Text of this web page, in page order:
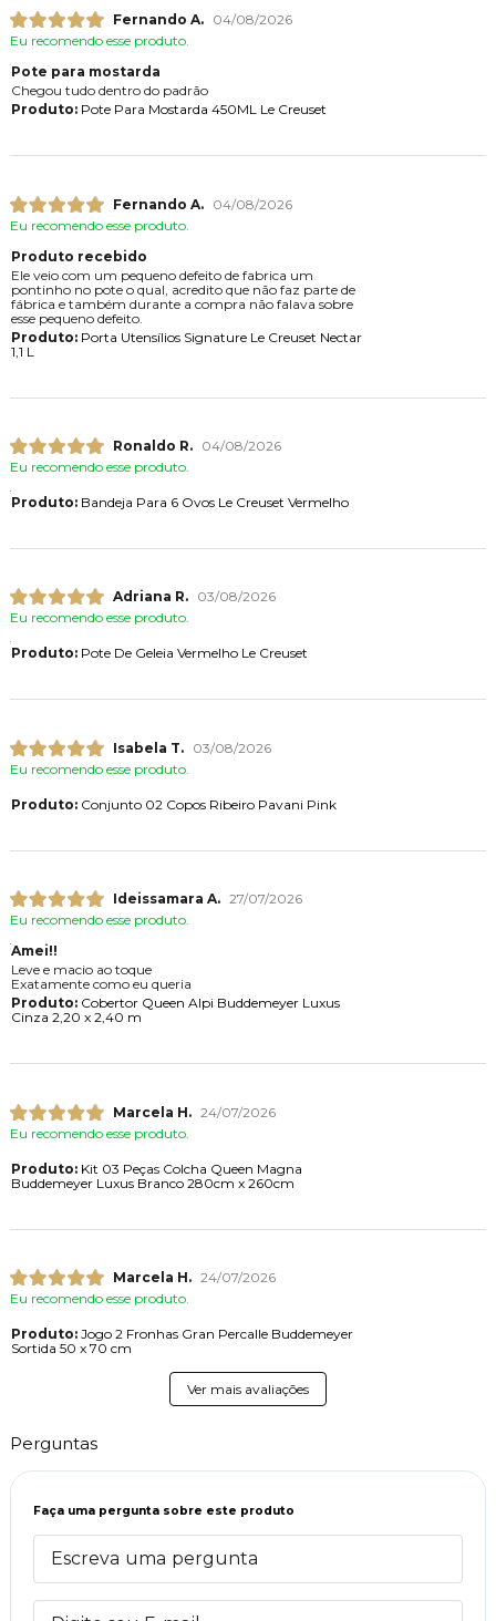
Fernando A.
04/08/2026
Eu recomendo esse produto.
Pote para mostarda
Chegou tudo dentro do padrão
Produto:Pote Para Mostarda 450ML Le Creuset
Fernando A.
04/08/2026
Eu recomendo esse produto.
Produto recebido
Ele veio com um pequeno defeito de fabrica um
pontinho no pote o qual, acredito que não faz parte de
fábrica e também durante a compra não falava sobre
esse pequeno defeito.
Produto:Porta Utensílios Signature Le Creuset Nectar
1,1 L
Ronaldo R.
04/08/2026
Eu recomendo esse produto.
Produto:Bandeja Para 6 Ovos Le Creuset Vermelho
Adriana R.
03/08/2026
Eu recomendo esse produto.
Produto:Pote De Geleia Vermelho Le Creuset
Isabela T.
03/08/2026
Eu recomendo esse produto.
Produto:Conjunto 02 Copos Ribeiro Pavani Pink
Ideissamara A. 27/07/2026
Eu recomendo esse produto.
Amei!!
Leve e macio ao toque
Exatamente como eu queria
Produto:Cobertor Queen Alpi Buddemeyer Luxus
Cinza 2,20 x 2,40 m
Marcela H. 24/07/2026
Eu recomendo esse produto.
Produto:Kit 03 Peças Colcha Queen Magna
Buddemeyer Luxus Branco 280cm x 260cm
Marcela H. 24/07/2026
Eu recomendo esse produto.
Produto:Jogo 2 Fronhas Gran Percalle Buddemeyer
Sortida 50 x 70 cm
Ver mais avaliações
Perguntas
Faça uma pergunta sobre este produto